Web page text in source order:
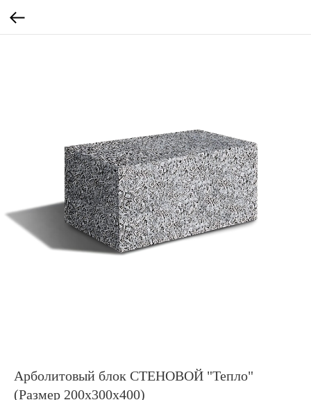
Арболитовый блок СТЕНОВОЙ "Тепло"
(Размер 200х300х400)